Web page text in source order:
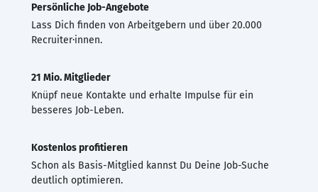
Persönliche Job-Angebote
Lass Dich finden von Arbeitgebern und über 20.000
Recruiter·innen.
21 Mio. Mitglieder
Knüpf neue Kontakte und erhalte Impulse für ein
besseres Job-Leben.
Kostenlos profitieren
Schon als Basis-Mitglied kannst Du Deine Job-Suche
deutlich optimieren.